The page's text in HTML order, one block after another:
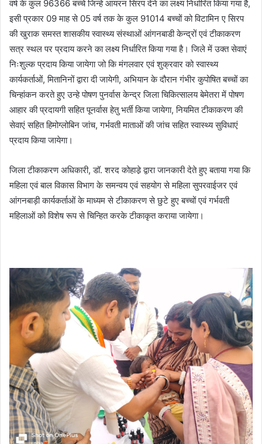
वर्ष के कुल 96366 बच्चे जिन्हे आयरन सिरप देने का लक्ष्य निर्धारित किया गया है,
इसी प्रकार 09 माह से 05 वर्ष तक के कुल 91014 बच्चों को विटामिन ए सिरप
की खुराक समस्त शासकीय स्वास्थ्य संस्थाओं आंगनबाडी केन्द्रों एवं टीकाकरण
सत्र स्थल पर प्रदाय करने का लक्ष्य निर्धारित किया गया है। जिले में उक्त सेवाएं
निःशुल्क प्रदाय किया जायेगा जो कि मंगलवार एवं शुक्रवार को स्वास्थ्य
कार्यकर्ताओं, मितानिनों द्वारा दी जायेगी, अभियान के दौरान गंभीर कुपोषित बच्चों का
चिन्हांकन करते हुए उन्हे पोषण पुनर्वास केन्द्र जिला चिकित्सालय बेमेतरा में पोषण
आहार की प्रदायगी सहित पूनर्वास हेतु भर्ती किया जायेगा, नियमित टीकाकरण की
सेवाएं सहित हिमोग्लोबिन जांच, गर्भवती माताओं की जांच सहित स्वास्थ्य सुविधाएं
प्रदाय किया जायेगा।
जिला टीकाकरण अधिकारी, डॉ. शरद कोहाडे़ द्वारा जानकारी देते हुए बताया गया कि
महिला एवं बाल विकास विभाग के समन्वय एवं सहयोग से महिला सुपरवाईजर एवं
आंगनबाड़ी कार्यकर्ताओं के माध्यम से टीकाकरण से छुटे हुए बच्चों एवं गर्भवती
महिलाओं को विशेष रूप से चिन्हित करके टीकाकृत कराया जायेगा।